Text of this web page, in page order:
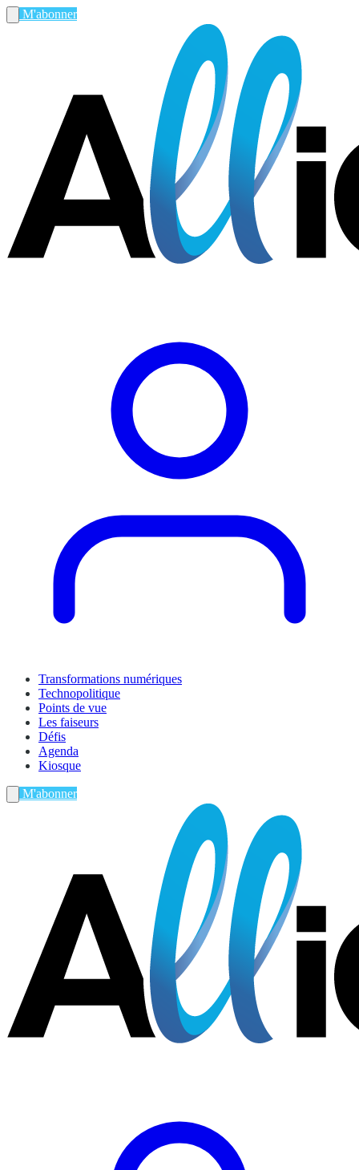
M'abonner
Transformations numériques
Technopolitique
Points de vue
Les faiseurs
Défis
Agenda
Kiosque
M'abonner